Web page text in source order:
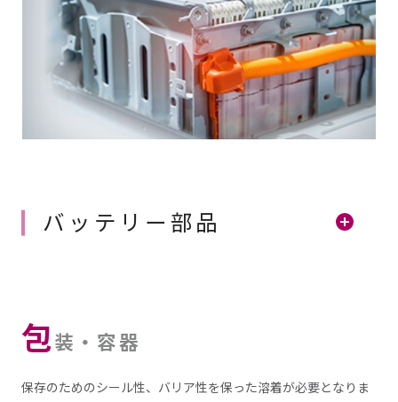
バッテリー部品
包装・容器
保存のためのシール性、バリア性を保った溶着が必要となりま